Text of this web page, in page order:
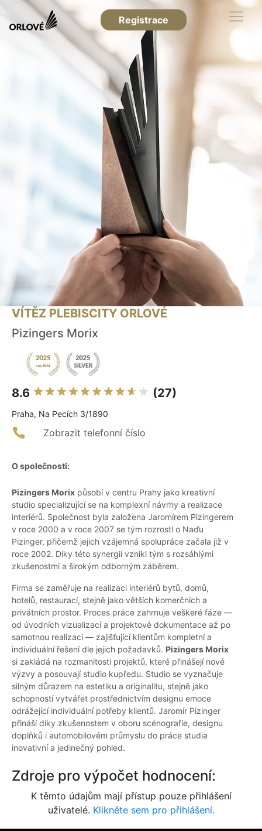
Registrace
VÍTĚZ PLEBISCITY ORLOVÉ
Pizingers Morix
8.6 (27)
Praha, Na Pecích 3/1890
Zobrazit telefonní číslo
O společnosti:
Pizingers Morix působí v centru Prahy jako kreativní
studio specializující se na komplexní návrhy a realizace
interiérů. Společnost byla založena Jaromírem Pizingerem
v roce 2000 a v roce 2007 se tým rozrostl o Naďu
Pizinger, přičemž jejich vzájemná spolupráce začala již v
roce 2002. Díky této synergií vznikl tým s rozsáhlými
zkušenostmi a širokým odborným záběrem.
Firma se zaměřuje na realizaci interiérů bytů, domů,
hotelů, restaurací, stejně jako větších komerčních a
privátních prostor. Proces práce zahrnuje veškeré fáze —
od úvodních vizualizací a projektové dokumentace až po
samotnou realizaci — zajišťující klientům kompletní a
individuální řešení dle jejich požadavků. Pizingers Morix
si zakládá na rozmanitosti projektů, které přinášejí nové
výzvy a posouvají studio kupředu. Studio se vyznačuje
silným důrazem na estetiku a originalitu, stejně jako
schopností vytvářet prostřednictvím designu emoce
odrážející individuální potřeby klientů. Jaromír Pizinger
přináší díky zkušenostem v oboru scénografie, designu
doplňků i automobilovém průmyslu do práce studia
inovativní a jedinečný pohled.
Zdroje pro výpočet hodnocení:
K těmto údajům mají přístup pouze přihlášení
uživatelé. Klikněte sem pro přihlášení.